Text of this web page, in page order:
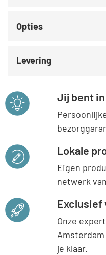
Opties
Levering
Jij bent
Lokale
Eigen
netwerk
Exclusief
Onze
je klaar.